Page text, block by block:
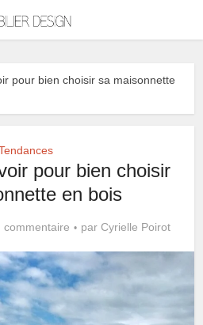
pour bien choisir sa maisonnette
pour bien choisir
en bois
commentaire par Cyrielle Poirot